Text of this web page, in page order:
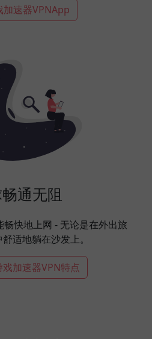
加速器VPNApp
通无阻
快地上网 - 无论是在外出旅
适地躺在沙发上。
加速器VPN特点